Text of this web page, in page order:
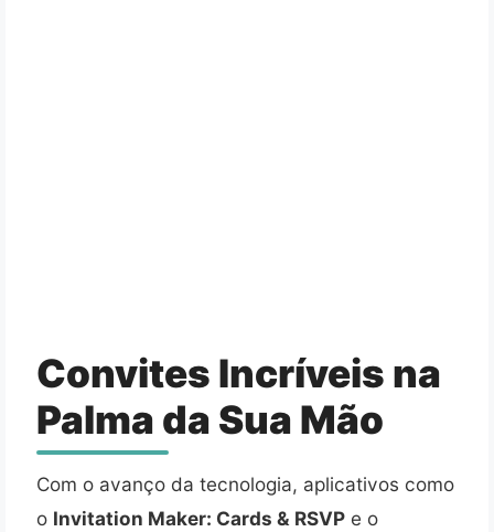
Convites Incríveis na
Palma da Sua Mão
Com o avanço da tecnologia, aplicativos como
o Invitation Maker: Cards & RSVP e o